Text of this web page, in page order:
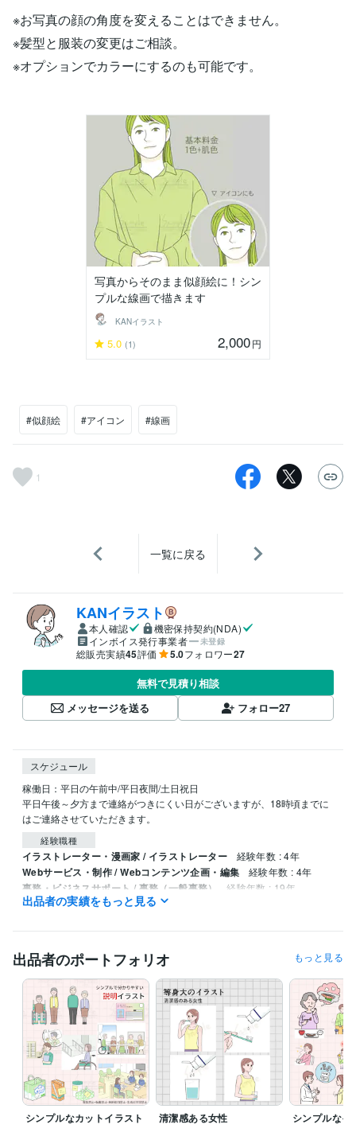
※お写真の顔の角度を変えることはできません。
※髪型と服装の変更はご相談。
※オプションでカラーにするのも可能です。
写真からそのまま似顔絵に！シン
プルな線画で描きます
KANイラスト
5.0 (1) 2,000円
#似顔絵 #アイコン #線画
1
一覧に戻る
KANイラスト
本人確認
機密保持契約(NDA)
インボイス発行事業者
未登録
総販売実績45評価 5.0フォロワー27
無料で見積り相談
メッセージを送る
フォロー27
スケジュール
稼働日：平日の午前中/平日夜間/土日祝日
平日午後～夕方まで連絡がつきにくい日がございますが、18時頃までに
はご連絡させていただきます。
経験職種
イラストレーター・漫画家 / イラストレーター 経験年数 : 4年
Webサービス・制作 / Webコンテンツ企画・編集 経験年数 : 4年
事務・ビジネスサポート / 事務（一般事務） 経験年数 : 19年
マイクロソフト オフィス スペシャリスト（MOS） 取得年 : 2023年
ビジネス・クリエイティブツール
CLIP STUDIO PAINT:8年Adobe Illustrator:2年
得意分野
イラスト作成・漫画制作 挿絵、カットイラスト
出品者の実績をもっと見る
出品者のポートフォリオ もっと見る
シンプルなカットイラスト 清潔感ある女性 シンプルなイ